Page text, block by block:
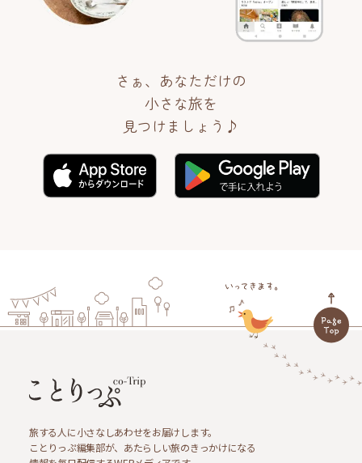
さぁ、あなただけの
小さな旅を
見つけましょう♪
旅する人に小さなしあわせをお届けします。
ことりっぷ編集部が、あたらしい旅のきっかけになる